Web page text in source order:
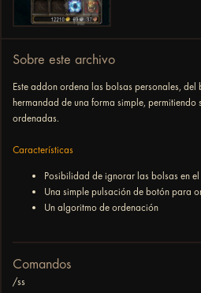
Sobre este archivo
Este addon ordena las bolsas personales,
hermandad de una forma simple, permitiendo
ordenadas.
Características
Posibilidad de ignorar las bolsas en
Una simple pulsación de botón para
Un algoritmo de ordenación
Comandos
/ss